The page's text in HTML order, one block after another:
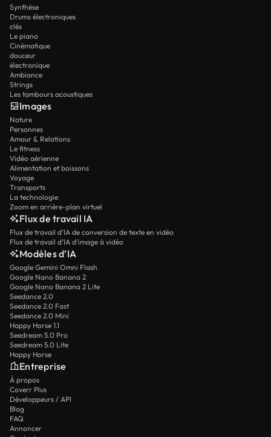
Synthèse
Drums électroniques
clés
Le piano
Cinématique
douceur
électronique
Ambiance
Strings
Les tambours acoustiques
Images
Nature
Personnes
Amour & Relations
Le fitness
Vidéo aérienne
Alimentation et boissons
Voyage
Transports
La technologie
Zoom en arrière-plan virtuel
Flux de travail IA
Flux de travail d’IA de conversion de texte en vidéo
Flux de travail d’IA d’image à vidéo
Modèles d’IA
Google Gemini Omni Flash
Google Nano Banana 2
Google Nano Banana 2 Lite
Seedance 2.0
Seedance 2.0 Fast
Seedance 2.0 Mini
Happy Horse 1.1
Seedream 5.0 Pro
Seedream 5.0 Lite
Happy Horse
Entreprise
À propos
Coverr Plus
Développeurs / API
Blog
FAQ
Annoncer